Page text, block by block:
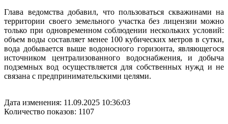
Глава ведомства добавил, что пользоваться скважинами на
территории своего земельного участка без лицензии можно
только при одновременном соблюдении нескольких условий:
объем воды составляет менее 100 кубических метров в сутки,
вода добывается выше водоносного горизонта, являющегося
источником централизованного водоснабжения, и добыча
подземных вод осуществляется для собственных нужд и не
связана с предпринимательскими целями.
Дата изменения: 11.09.2025 10:36:03
Количество показов: 1107